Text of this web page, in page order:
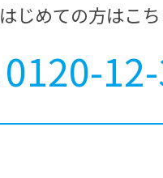
はじめての方はこ
0120-